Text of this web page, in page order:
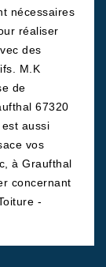
nécessaires
réaliser
des
M.K
de
67320
aussi
vos
à Graufthal
concernant
-